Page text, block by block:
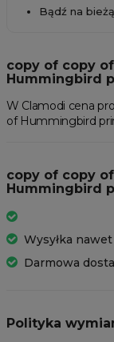
Bądź na
copy of copy
Hummingbird
W Clamodi cena
of Hummingbird
copy of copy
Hummingbird
Wysyłka
Darmowa
Polityka